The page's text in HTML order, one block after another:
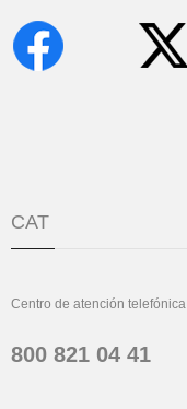
CAT
Centro de atención telefónica
800 821 04 41